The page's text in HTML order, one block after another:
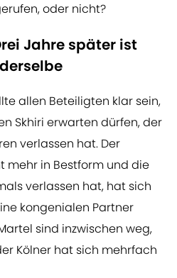
oder nicht?
Jahre später ist
allen Beteiligten klar sein,
Skhiri erwarten dürfen, der
verlassen hat. Der
mehr in Bestform und die
verlassen hat, hat sich
kongenialen Partner
sind inzwischen weg,
Kölner hat sich mehrfach